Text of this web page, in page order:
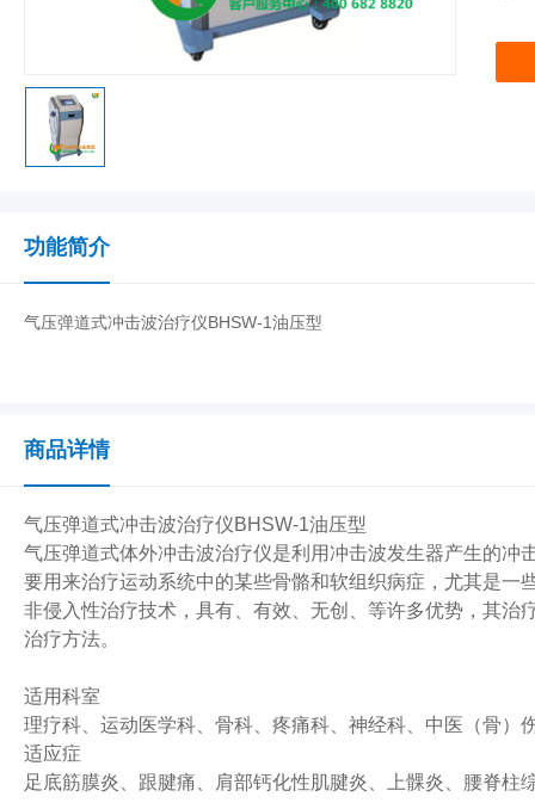
功能简介
气压弹道式冲击波治疗仪BHSW-1油压型
商品详情
气压弹道式冲击波治疗仪BHSW-1油压型
气压弹道式体外冲击波治疗仪是利用冲击波发生器产生的
要用来治疗运动系统中的某些骨骼和软组织病症，尤其是
非侵入性治疗技术，具有、有效、无创、等许多优势，其
治疗方法。
适用科室
理疗科、运动医学科、骨科、疼痛科、神经科、中医（骨）
适应症
足底筋膜炎、跟腱痛、肩部钙化性肌腱炎、上髁炎、腰脊